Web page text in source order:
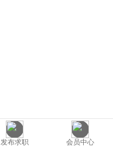
发布求职 会员中心